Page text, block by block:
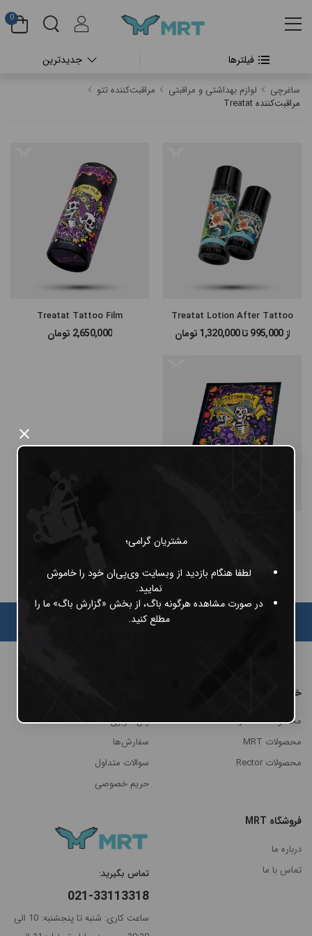
مشتریان گرامی؛
لطفا هنگام بازدید از وبسایت وی‌پی‌ان خود را خاموش
نمایید.
در صورت مشاهده هرگونه باگ، از بخش «گزارش باگ» ما را
مطلع کنید.
×
#بدون دسته بندی
#دستگاه تتو بدن
#پن شارژی FK IRONS
#پن شارژی MAST
#سایر پن‌های شارژی
#پن تتو
0
ساغرچی لوازم بهداشتی و مراقبتی
مراقبت‌کننده تتو
مراقبت‌کننده Treatat
فیلترها جدیدترین
مرتب
سازی
بر
اساس
جدیدترین
Treatat Lotion After Tattoo
از 995,000 تا 1,320,000 تومان
Treatat Tattoo Film
2,650,000 تومان
خرید
محصولات Cheyenne
محصولات MRT
محصولات Rector
پنل کاربری
سفارش‌ها
سوالات متداول
حریم خصوصی
فروشگاه MRT
درباره ما
تماس با ما
تماس بگیرید:
021-33113318
ساعت کاری: شنبه تا پنجشنبه: 10 الی